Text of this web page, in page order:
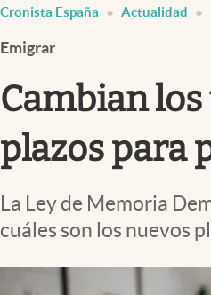
Cronista España Actualidad
Emigrar
Cambian
plazos para
La Ley de Memoria
cuáles son los nuevos